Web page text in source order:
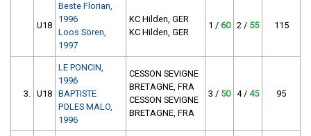
U18
Beste Florian,
1996
Loos Sören,
1997
KC Hilden, GER
KC Hilden, GER
1 / 60 2 / 55 115
3. U18
LE PONCIN,
1996
BAPTISTE
POLES MALO,
1996
CESSON SEVIGNE
BRETAGNE, FRA
CESSON SEVIGNE
BRETAGNE, FRA
3 / 50 4 / 45 95